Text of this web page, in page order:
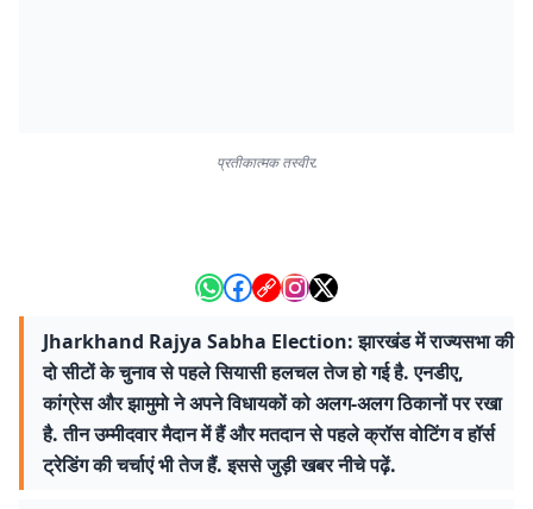
प्रतीकात्मक तस्वीर.
Jharkhand Rajya Sabha Election: झारखंड में राज्यसभा की
दो सीटों के चुनाव से पहले सियासी हलचल तेज हो गई है. एनडीए,
कांग्रेस और झामुमो ने अपने विधायकों को अलग-अलग ठिकानों पर रखा
है. तीन उम्मीदवार मैदान में हैं और मतदान से पहले क्रॉस वोटिंग व हॉर्स
ट्रेडिंग की चर्चाएं भी तेज हैं. इससे जुड़ी खबर नीचे पढ़ें.